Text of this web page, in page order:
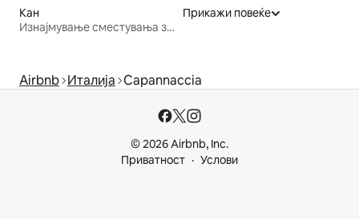
Кан
Изнајмување сместувања за одмор
Прикажи повеќе
Airbnb Италија Capannaccia
© 2026 Airbnb, Inc.
Приватност
Услови